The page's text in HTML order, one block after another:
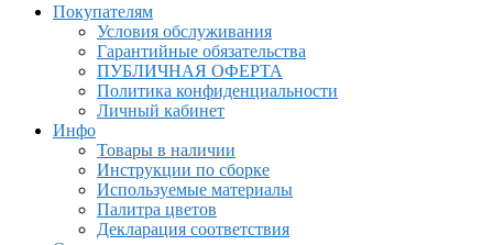
Покупателям
Условия обслуживания
Гарантийные обязательства
ПУБЛИЧНАЯ ОФЕРТА
Политика конфиденциальности
Личный кабинет
Инфо
Товары в наличии
Инструкции по сборке
Используемые материалы
Палитра цветов
Декларация соответствия